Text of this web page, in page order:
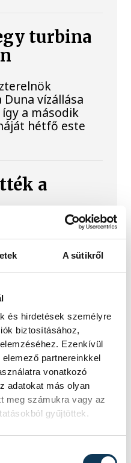
A sütikről
és hirdetések személyre
biztosításához,
Ezenkívül
partnereinkkel
vonatkozó
adatokat más olyan
meg számukra vagy az
gyűjtöttek.
turbina
vízállása
a második
hétfő este
a
csapatok
Az Európa
és
össze a
jelöli
Bíróság